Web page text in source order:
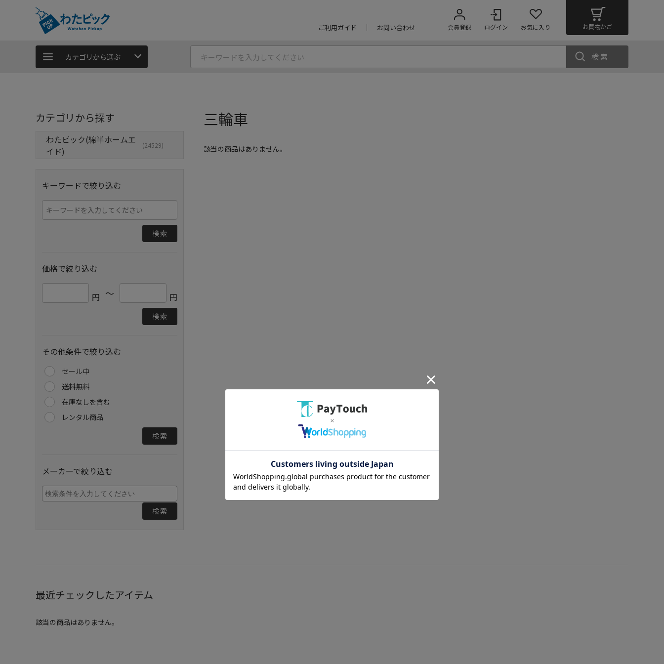
ご利用ガイド お問い合わせ 会員登録 ログイン お気に入り お買物かご
カテゴリから選ぶ 検索
カテゴリから探す
わたピック(綿半ホームエ
イド)
(24529)
キーワードで絞り込む
検索
価格で絞り込む
円 ～ 円
検索
その他条件で絞り込む
セール中
送料無料
在庫なしを含む
レンタル商品
検索
メーカーで絞り込む
検索
三輪車
該当の商品はありません。
最近チェックしたアイテム
該当の商品はありません。